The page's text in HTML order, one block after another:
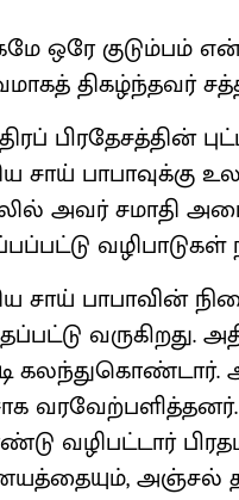
ஒரே குடும்பம்
திகழ்ந்தவர்
பிரதேசத்தின்
சாய் பாபாவுக்கு
அவர் சமாதி
சாய் பாபாவின்
வருகிறது.
கலந்துகொண்டார்.
வழிபட்டார்
அஞ்சல்